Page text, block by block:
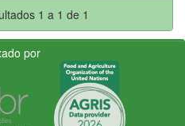
1 a 1 de 1
por